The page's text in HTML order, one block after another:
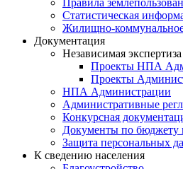
Правила
Статистическая
Жилищно-коммунальное
Документация
Независимая экспертиза
Проекты НПА
Проекты
НПА Администрации
Административные
Конкурсная
Документы по бюджету
Защита персональных
К сведению населения